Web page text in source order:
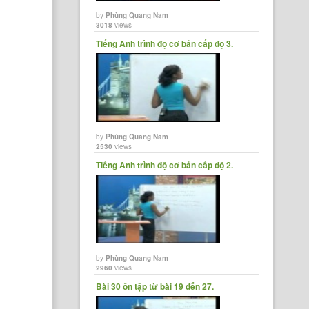
byPhùng Quang Nam
3018 views
Tiếng Anh trình độ cơ bản cấp độ 3.
byPhùng Quang Nam
2530 views
Tiếng Anh trình độ cơ bản cấp độ 2.
byPhùng Quang Nam
2960 views
Bài 30 ôn tập từ bài 19 đến 27.